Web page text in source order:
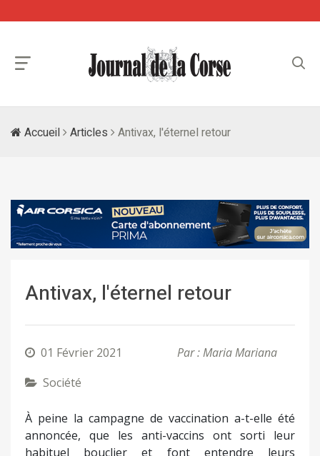
Accueil Articles Antivax, l'éternel retour
Antivax, l'éternel retour
01 Février 2021
Par : Maria Mariana
Société
À peine la campagne de vaccination a-t-elle été
annoncée, que les anti-vaccins ont sorti leur
habituel bouclier et font entendre leurs